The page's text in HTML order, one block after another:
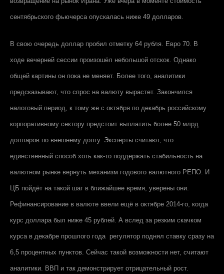
сентябрьского фьючерса опускалась ниже 49 долларов.
В свою очередь доллар пробил отметку 64 рубля. Евро 70. В
ходе вечерней сессии произошёл небольшой отскок. Однако
общей картины он пока не меняет. Более того, аналитики
предсказывают, что спрос на валюту вырастет. Закончился
налоговый период, к тому же с октября по декабрь российскому
корпоративному сектору предстоит выплатить более 50 млрд
долларов по внешнему долгу. Эксперты считают, что
единственный способ хоть как-то поддержать стабильность на
валютном рынке вернуть механизм годового валютного РЕПО. И
ЦБ пойдёт на такой шаг в ближайшее время, уверены они.
Рефинансирование в валюте ввели ещё в октябре 2014-го, когда
курс доллара был ниже 45 рублей. А вслед за резким скачком
курса в декабре прошлого года регулятор поднял ставку сразу на
6,5 процентных пунктов. Сейчас такой возможности нет, считают
аналитики. ВВП и так демонстрирует отрицательный рост.